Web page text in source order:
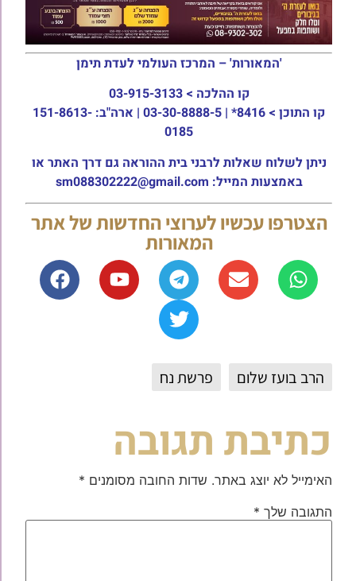
'המאורות' – המרכז העולמי לעדת תימן
קו ההלכה > 03-915-3133
קו התוכן >
8416* | 03-30-8888-5 | ארה"ב: 151-8613-
0185
ניתן לשלוח שאלות לרבני בית ההוראה גם דרך האתר או
באמצעות המייל: sm088302222@gmail.com
הצטרפו עכשיו לערוצי החדשות של אתר
המאורות
הרב בועז שלום פרשת נח
כתיבת תגובה
האימייל לא יוצג באתר. שדות החובה מסומנים *
התגובה שלך *